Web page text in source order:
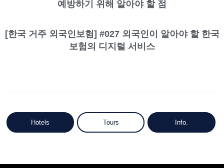
예방하기 위해 알아야 할 점
[한국 거주 외국인보험] #027 외국인이 알아야 할 한국
보험의 디지털 서비스
Hotels Tours Info.